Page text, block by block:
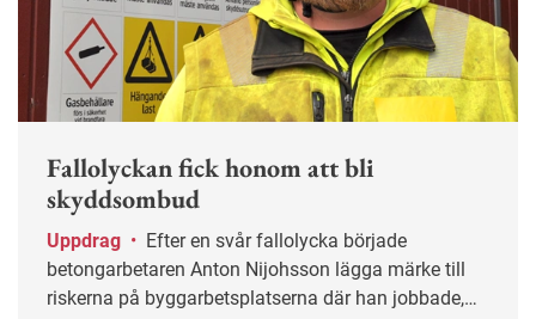
Fallolyckan fick honom att bli
skyddsombud
Uppdrag •
betongarbetaren Anton Nijohsson lägga märke till
riskerna på byggarbetsplatserna där han jobbade,